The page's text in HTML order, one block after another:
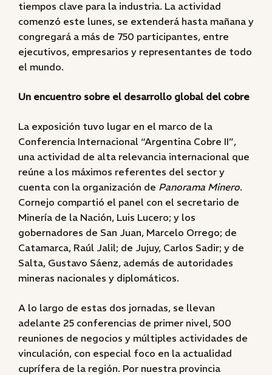
tiempos clave para la industria. La actividad
comenzó este lunes, se extenderá hasta mañana y
congregará a más de 750 participantes, entre
ejecutivos, empresarios y representantes de todo
el mundo.
Un encuentro sobre el desarrollo global del cobre
La exposición tuvo lugar en el marco de la
Conferencia Internacional “Argentina Cobre II”,
una actividad de alta relevancia internacional que
reúne a los máximos referentes del sector y
cuenta con la organización de Panorama Minero.
Cornejo compartió el panel con el secretario de
Minería de la Nación, Luis Lucero; y los
gobernadores de San Juan, Marcelo Orrego; de
Catamarca, Raúl Jalil; de Jujuy, Carlos Sadir; y de
Salta, Gustavo Sáenz, además de autoridades
mineras nacionales y diplomáticos.
A lo largo de estas dos jornadas, se llevan
adelante 25 conferencias de primer nivel, 500
reuniones de negocios y múltiples actividades de
vinculación, con especial foco en la actualidad
cuprífera de la región. Por nuestra provincia